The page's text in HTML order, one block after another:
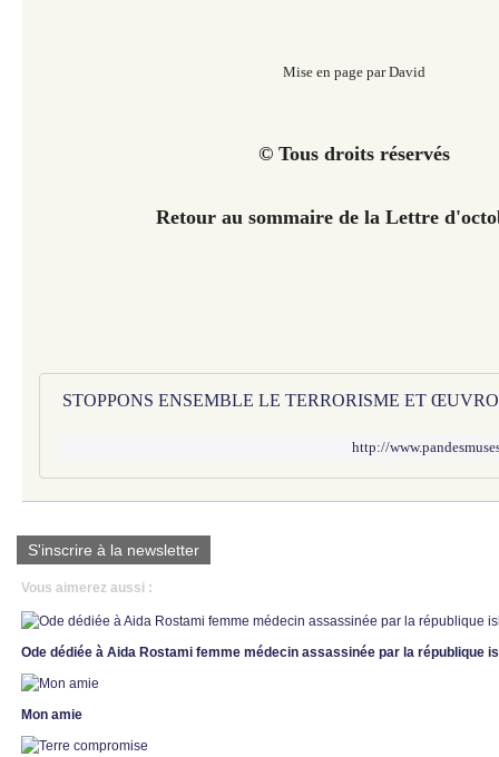
Mise en page par David
© Tous droits réservés
Retour au sommaire de la Lettre
http://
S'inscrire à la newsletter
Vous aimerez aussi :
Ode dédiée à Aida Rostami femme médecin assassinée par la république
Mon amie